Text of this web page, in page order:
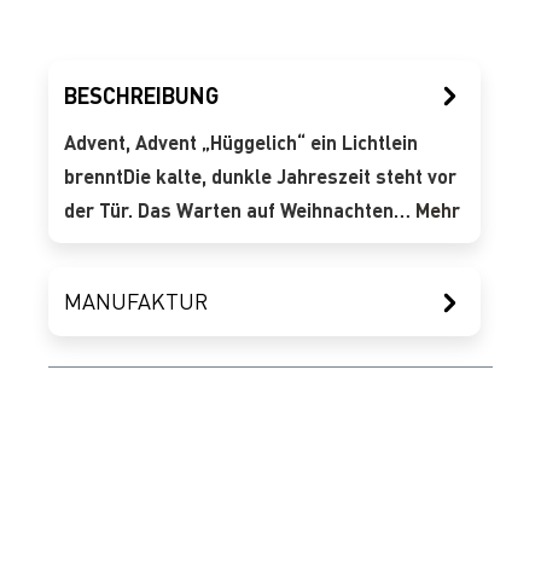
BESCHREIBUNG
Advent, Advent „Hüggelich“ ein Lichtlein
brenntDie kalte, dunkle Jahreszeit steht vor
der Tür. Das Warten auf Weihnachten… Mehr
MANUFAKTUR